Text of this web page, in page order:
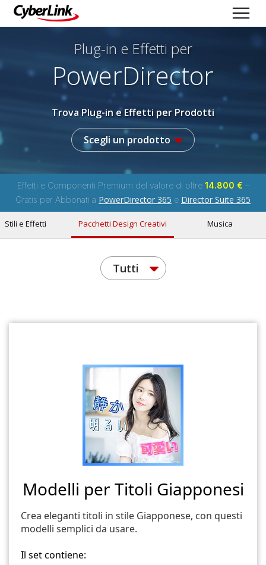
Plug-in e Effetti per
PowerDirector
Trova Plug-in e Effetti per Prodotti
Scegli un prodotto
Effetti e Componenti Premium del valore di oltre 14.800 € –
Gratis per Abbonati a PowerDirector 365 e Director Suite 365
Stili e Effetti Pacchetti Design Creativi Musica
Tutti
Modelli per Titoli Giapponesi
Crea eleganti titoli in stile Giapponese, con questi
modelli semplici da usare.
Il set contiene: